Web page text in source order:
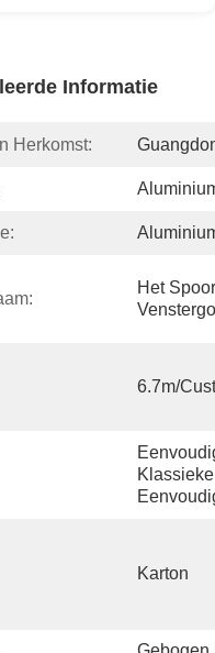
Informatie
Herkomst:
Het
6.7m/
Karton